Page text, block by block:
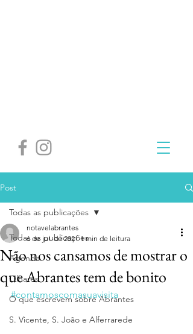
Post
Todas as publicações
Agenda
Olhares
O que escrevem sobre Abrantes
S. Vicente, S. João e Alferrarede
Todas as publicações
Não nos cansamos de mostrar o
que Abrantes tem de bonito
notavelabrantes
6 de jul. de 2021 1 min de leitura
#contamoscomasuavisita